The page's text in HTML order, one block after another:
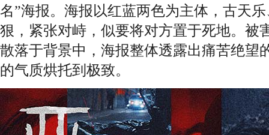
名”海报。海报以红蓝两色为主体，古天
狠，紧张对峙，似要将对方置于死地。被
散落于背景中，海报整体透露出痛苦绝望
的气质烘托到极致。